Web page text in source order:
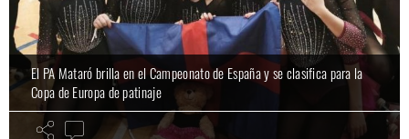
El PA Mataró brilla en el Campeonato de España y se clasifica para la
Copa de Europa de patinaje